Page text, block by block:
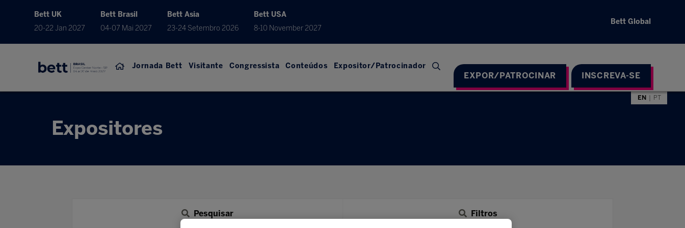
Bett UK
20-22 Jan 2027
Bett Brasil
04-07 Mai 2027
Bett Asia
23-24 Setembro 2026
Bett USA
8-10 November 2027
Bett Global
Jornada Bett Visitante Congressista Conteúdos Expositor/Patrocinador
EXPOR/PATROCINAR INSCREVA-SE
EN PT
Expositores
Pesquisar Filtros